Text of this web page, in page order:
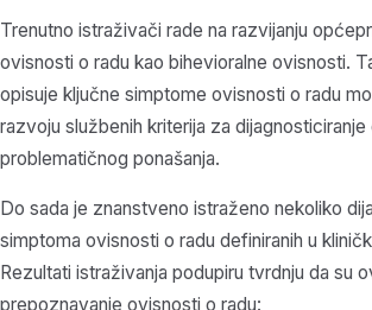
Trenutno istraživači rade na razvijanju
ovisnosti o radu kao bihevioralne ovisnosti.
opisuje ključne simptome ovisnosti o radu
razvoju službenih kriterija za dijagnosticiranje
problematičnog ponašanja.
Do sada je znanstveno istraženo nekoliko
simptoma ovisnosti o radu definiranih u
Rezultati istraživanja podupiru tvrdnju da su
prepoznavanje ovisnosti o radu: